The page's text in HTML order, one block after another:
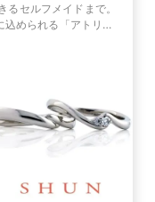
セルフメイドまで。
込められる「アトリエ